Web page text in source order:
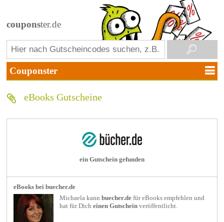
couponster.de
eBooks Gutscheine
ein Gutschein gefunden
eBooks bei buecher.de
Michaela kannbuecher.de füreBooks empfehlen und
hat für Dicheinen Gutschein veröffentlicht.